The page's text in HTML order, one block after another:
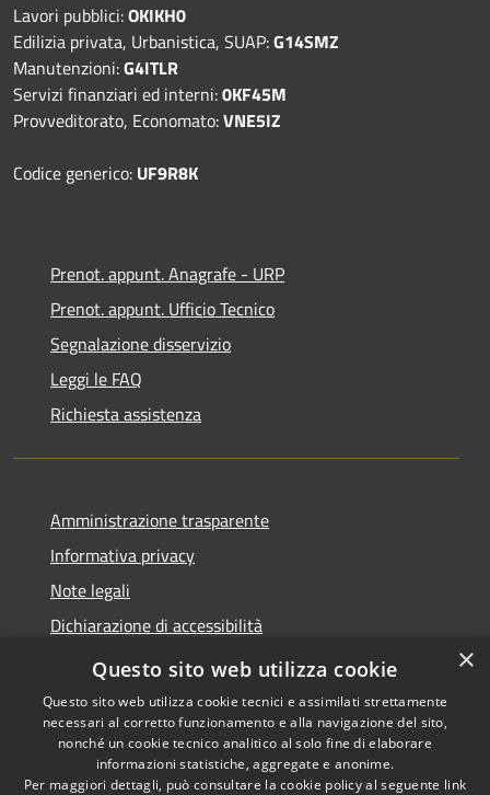
Lavori pubblici:OKIKH0
Edilizia privata, Urbanistica, SUAP:G14SMZ
Manutenzioni:G4ITLR
Servizi finanziari ed interni:0KF45M
Provveditorato, Economato:VNE5IZ
Codice generico: UF9R8K
Prenot. appunt. Anagrafe - URP
Prenot. appunt. Ufficio Tecnico
Segnalazione disservizio
Leggi le FAQ
Richiesta assistenza
Amministrazione trasparente
Informativa privacy
Note legali
Dichiarazione di accessibilità
Whistleblowing
Copyright © 2026 • Comune di
×
Questo sito web utilizza cookie
Questo sito web utilizza cookie tecnici e assimilati strettamente
necessari al corretto funzionamento e alla navigazione del sito,
nonché un cookie tecnico analitico al solo fine di elaborare
informazioni statistiche, aggregate e anonime.
Per maggiori dettagli, può consultare la cookie policy al seguente link